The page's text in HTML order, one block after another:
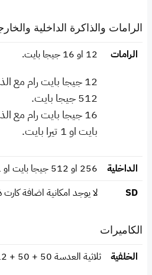
الرامات والذاكرة الداخلية
الرامات 12 او 16 جيجا بايت.
512 جيجا بايت.
بايت او 1 تيرا بايت.
الداخلية
256 او 512 جيجا بايت او 1 تيرا بايت.
SD
لا يوجد امكانية اضافة كارت
الكاميرات
الخلفية ثلاثية العدسة 50 + 50 + 12 ميجا بكسل.